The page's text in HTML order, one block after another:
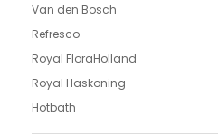
Van den Bosch
Refresco
Royal FloraHolland
Royal Haskoning
Hotbath